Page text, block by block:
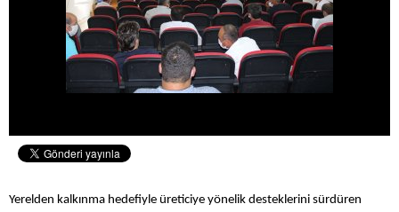
Yerelden kalkınma hedefiyle üreticiye yönelik desteklerini sürdüren